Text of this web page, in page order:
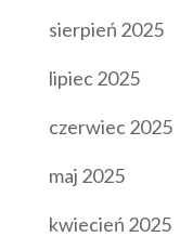
sierpień 2025
lipiec 2025
czerwiec 2025
maj 2025
kwiecień 2025